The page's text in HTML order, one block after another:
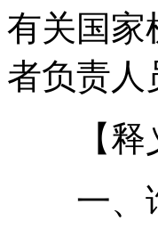
有关国家
者负责人
【释义
一、